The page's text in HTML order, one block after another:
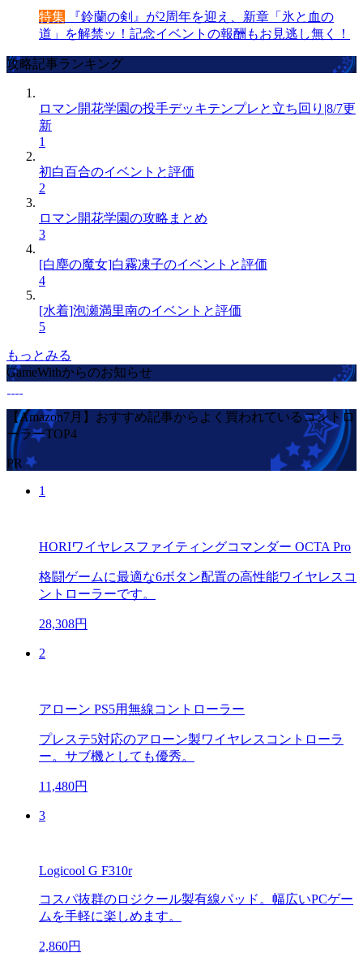
特集 『鈴蘭の剣』が2周年を迎え、新章「氷と血の
道」を解禁ッ！記念イベントの報酬もお見逃し無く！
攻略記事ランキング
ロマン開花学園の投手デッキテンプレと立ち回り|8/7更
新
1
初白百合のイベントと評価
2
ロマン開花学園の攻略まとめ
3
[白塵の魔女]白霧凍子のイベントと評価
4
[水着]泡瀬満里南のイベントと評価
5
もっとみる
GameWithからのお知らせ
【Amazon7月】おすすめ記事からよく買われているコントロ
ーラーTOP4
PR
1
HORIワイヤレスファイティングコマンダー OCTA Pro
格闘ゲームに最適な6ボタン配置の高性能ワイヤレスコ
ントローラーです。
28,308円
2
アローン PS5用無線コントローラー
プレステ5対応のアローン製ワイヤレスコントローラ
ー。サブ機としても優秀。
11,480円
3
Logicool G F310r
コスパ抜群のロジクール製有線パッド。幅広いPCゲー
ムを手軽に楽しめます。
2,860円